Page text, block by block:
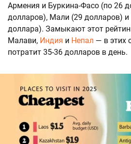
Армения и Буркина-Фасо (по 26
долларов), Мали (29 долларов) и
доллара). Замыкают этот
Малави, Индия и Непал — в этих
потратит 35-36 долларов в день.